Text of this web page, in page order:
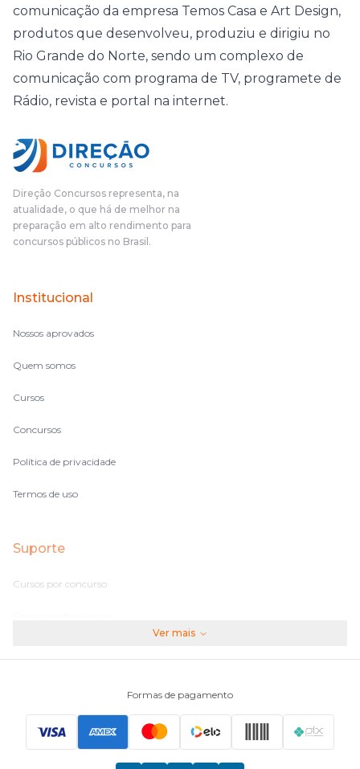
comunicação da empresa Temos Casa e Art Design,
produtos que desenvolveu, produziu e dirigiu no
Rio Grande do Norte, sendo um complexo de
comunicação com programa de TV, programete de
Rádio, revista e portal na internet.
Direção Concursos representa, na
atualidade, o que há de melhor na
preparação em alto rendimento para
concursos públicos no Brasil.
Institucional
Nossos aprovados
Quem somos
Cursos
Concursos
Política de privacidade
Termos de uso
Suporte
Cursos por concurso
Principais Concursos
Ver mais
Formas de pagamento